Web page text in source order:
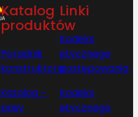
Katalog
produktów
Poradnik
konstruktora
Katalog –
pasy
Linki
Kodeks
etycznego
postępowania
Kodeks
etycznego